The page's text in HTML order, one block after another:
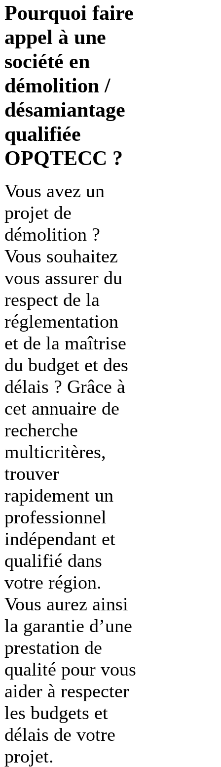
Pourquoi faire
appel à une
société en
démolition /
désamiantage
qualifiée
OPQTECC ?
Vous avez un
projet de
démolition ?
Vous souhaitez
vous assurer du
respect de la
réglementation
et de la maîtrise
du budget et des
délais ? Grâce à
cet annuaire de
recherche
multicritères,
trouver
rapidement un
professionnel
indépendant et
qualifié dans
votre région.
Vous aurez ainsi
la garantie d’une
prestation de
qualité pour vous
aider à respecter
les budgets et
délais de votre
projet.